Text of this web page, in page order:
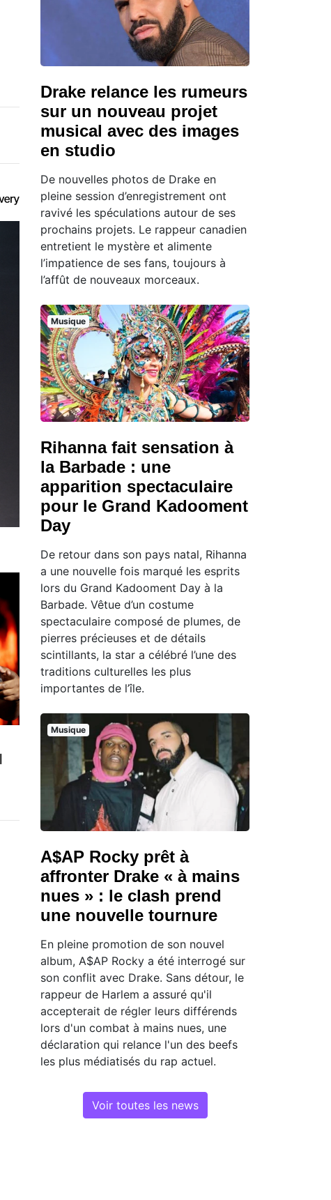
Drake relance les rumeurs
sur un nouveau projet
musical avec des images
en studio
De nouvelles photos de Drake en
pleine session d’enregistrement ont
ravivé les spéculations autour de ses
prochains projets. Le rappeur canadien
entretient le mystère et alimente
l’impatience de ses fans, toujours à
l’affût de nouveaux morceaux.
Musique
Rihanna fait sensation à
la Barbade : une
apparition spectaculaire
pour le Grand Kadooment
Day
De retour dans son pays natal, Rihanna
a une nouvelle fois marqué les esprits
lors du Grand Kadooment Day à la
Barbade. Vêtue d’un costume
spectaculaire composé de plumes, de
pierres précieuses et de détails
scintillants, la star a célébré l’une des
traditions culturelles les plus
importantes de l’île.
Musique
A$AP Rocky prêt à
affronter Drake « à mains
nues » : le clash prend
une nouvelle tournure
En pleine promotion de son nouvel
album, A$AP Rocky a été interrogé sur
son conflit avec Drake. Sans détour, le
rappeur de Harlem a assuré qu'il
accepterait de régler leurs différends
lors d'un combat à mains nues, une
déclaration qui relance l'un des beefs
les plus médiatisés du rap actuel.
Voir toutes les news